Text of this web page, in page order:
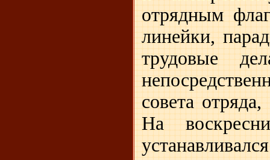
отрядным
линейки,
трудовые
совета
На